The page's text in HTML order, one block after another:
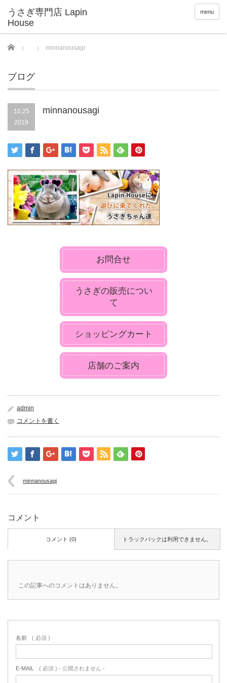
menu
Home minnanousagi
ブログ
10.25
2019
minnanousagi
お問合せ
うさぎの販売につい
て
ショッピングカート
店舗のご案内
admin
コメントを書く
minnanousagi
コメント
トラックバックは利用できません。
コメント (0)
この記事へのコメントはありません。
名前 ( 必須 )
E-MAIL ( 必須 ) - 公開されません -